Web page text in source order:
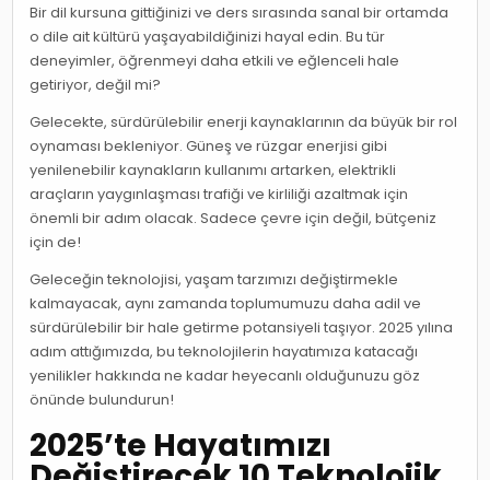
Bir dil kursuna gittiğinizi ve ders sırasında sanal bir ortamda
o dile ait kültürü yaşayabildiğinizi hayal edin. Bu tür
deneyimler, öğrenmeyi daha etkili ve eğlenceli hale
getiriyor, değil mi?
Gelecekte, sürdürülebilir enerji kaynaklarının da büyük bir rol
oynaması bekleniyor. Güneş ve rüzgar enerjisi gibi
yenilenebilir kaynakların kullanımı artarken, elektrikli
araçların yaygınlaşması trafiği ve kirliliği azaltmak için
önemli bir adım olacak. Sadece çevre için değil, bütçeniz
için de!
Geleceğin teknolojisi, yaşam tarzımızı değiştirmekle
kalmayacak, aynı zamanda toplumumuzu daha adil ve
sürdürülebilir bir hale getirme potansiyeli taşıyor. 2025 yılına
adım attığımızda, bu teknolojilerin hayatımıza katacağı
yenilikler hakkında ne kadar heyecanlı olduğunuzu göz
önünde bulundurun!
2025’te Hayatımızı